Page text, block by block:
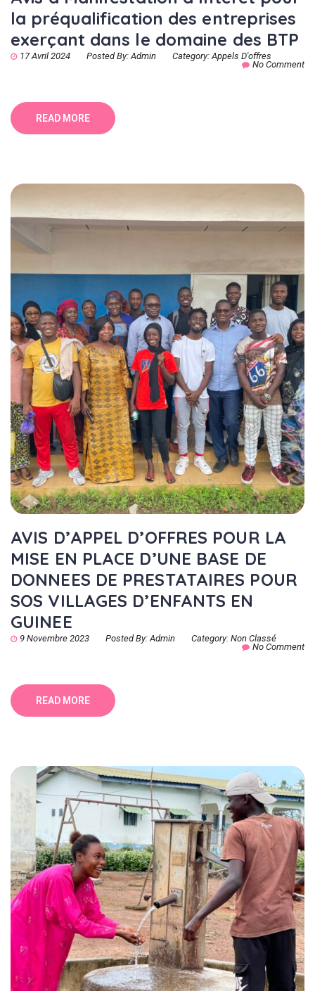
la préqualification des entreprises
exerçant dans le domaine des BTP
17 Avril 2024 Posted By: Admin Category: Appels D'offres
No Comment
READ MORE
AVIS D’APPEL D’OFFRES POUR LA
MISE EN PLACE D’UNE BASE DE
DONNEES DE PRESTATAIRES POUR
SOS VILLAGES D’ENFANTS EN
GUINEE
9 Novembre 2023 Posted By: Admin Category: Non Classé
No Comment
READ MORE